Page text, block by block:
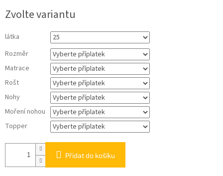
cena:
Zvolte variantu
látka
Rozměr
Matrace
Rošt
Nohy
Moření nohou
Topper
Přidat do košíku